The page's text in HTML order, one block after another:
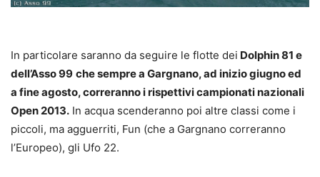
In particolare saranno da seguire le flotte dei Dolphin 81 e
dell’Asso 99 che sempre a Gargnano, ad inizio giugno ed
a fine agosto, correranno i rispettivi campionati nazionali
Open 2013. In acqua scenderanno poi altre classi come i
piccoli, ma agguerriti, Fun (che a Gargnano correranno
l’Europeo), gli Ufo 22.